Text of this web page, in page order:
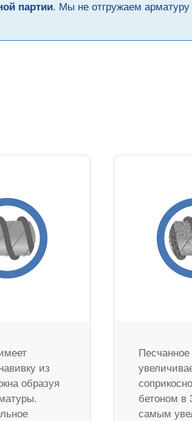
партии. Мы не отгружаем
из
образуя
бетоном в
самым